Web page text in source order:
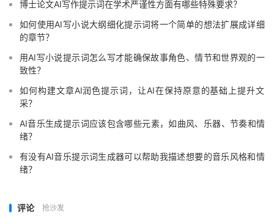
博士论文AI写作提示词在学术严谨性方面有哪些特殊要求？
如何使用AI写小说大纲细化提示词将一个简单的想法扩展成详细
的章节？
用AI写小说提示词怎么写才能确保故事角色、情节和世界观的一
致性？
如何构建文章AI润色提示词，让AI在保持原意的基础上提升文
采？
AI音乐生成提示词应该包含哪些元素，如曲风、乐器、节奏和情
绪？
有没有AI音乐提示词生成器可以帮助我描述想要的音乐风格和情
绪？
评论 抢沙发